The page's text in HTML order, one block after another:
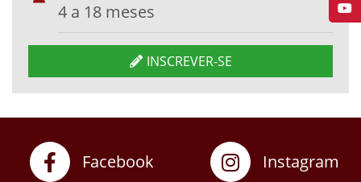
4 a 18 meses
INSCREVER-SE
Facebook Instagram